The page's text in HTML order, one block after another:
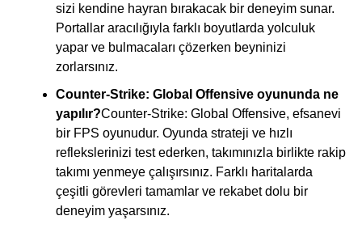
sizi kendine hayran bırakacak bir deneyim sunar.
Portallar aracılığıyla farklı boyutlarda yolculuk
yapar ve bulmacaları çözerken beyninizi
zorlarsınız.
Counter-Strike: Global Offensive oyununda ne
yapılır?Counter-Strike: Global Offensive, efsanevi
bir FPS oyunudur. Oyunda strateji ve hızlı
reflekslerinizi test ederken, takımınızla birlikte rakip
takımı yenmeye çalışırsınız. Farklı haritalarda
çeşitli görevleri tamamlar ve rekabet dolu bir
deneyim yaşarsınız.